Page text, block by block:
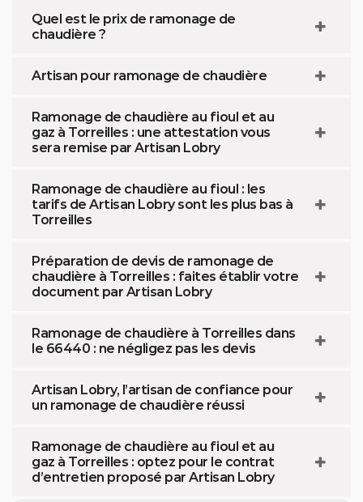
Quel est le prix de ramonage de
chaudière ?
Artisan pour ramonage de chaudière
Ramonage de chaudière au fioul et au
gaz à Torreilles : une attestation vous
sera remise par Artisan Lobry
Ramonage de chaudière au fioul : les
tarifs de Artisan Lobry sont les plus bas à
Torreilles
Préparation de devis de ramonage de
chaudière à Torreilles : faites établir votre
document par Artisan Lobry
Ramonage de chaudière à Torreilles dans
le 66440 : ne négligez pas les devis
Artisan Lobry, l’artisan de confiance pour
un ramonage de chaudière réussi
Ramonage de chaudière au fioul et au
gaz à Torreilles : optez pour le contrat
d’entretien proposé par Artisan Lobry